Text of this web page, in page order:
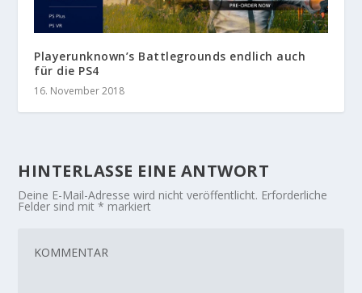
Playerunknown’s Battlegrounds endlich auch
für die PS4
16. November 2018
HINTERLASSE EINE ANTWORT
Deine E-Mail-Adresse wird nicht veröffentlicht. Erforderliche
Felder sind mit* markiert